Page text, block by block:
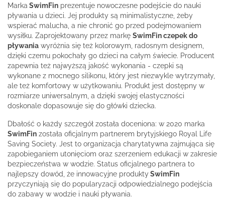
Marka SwimFin prezentuje nowoczesne podejście do nauki
pływania u dzieci. Jej produkty są minimalistyczne, żeby
wspierać malucha, a nie chronić go przed podejmowaniem
wysiłku. Zaprojektowany przez markę SwimFin czepek do
pływania wyróżnia się też kolorowym, radosnym designem,
dzięki czemu pokochały go dzieci na całym świecie. Producent
zapewnia też najwyższą jakość wykonania - czepki są
wykonane z mocnego silikonu, który jest niezwykle wytrzymały,
ale też komfortowy w użytkowaniu. Produkt jest dostępny w
rozmiarze uniwersalnym, a dzięki swojej elastyczności
doskonale dopasowuje się do główki dziecka.
Dbałość o każdy szczegół została doceniona: w 2020 marka
SwimFin została oficjalnym partnerem brytyjskiego Royal Life
Saving Society. Jest to organizacja charytatywna zajmująca się
zapobieganiem utonięciom oraz szerzeniem edukacji w zakresie
bezpieczeństwa w wodzie. Status oficjalnego partnera to
najlepszy dowód, że innowacyjne produktySwimFin
przyczyniają się do popularyzacji odpowiedzialnego podejścia
do zabawy w wodzie i nauki pływania.